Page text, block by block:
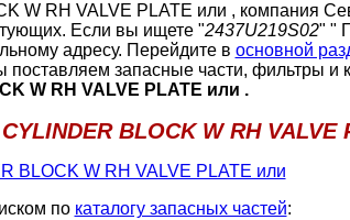
W RH VALVE PLATE или , компания
Если вы ищете "2437U219S02" "
адресу. Перейдите в основной
запасные части, фильтры и
W RH VALVE PLATE или .
BLOCK W RH VALVE
BLOCK W RH VALVE PLATE или
по каталогу запасных частей: